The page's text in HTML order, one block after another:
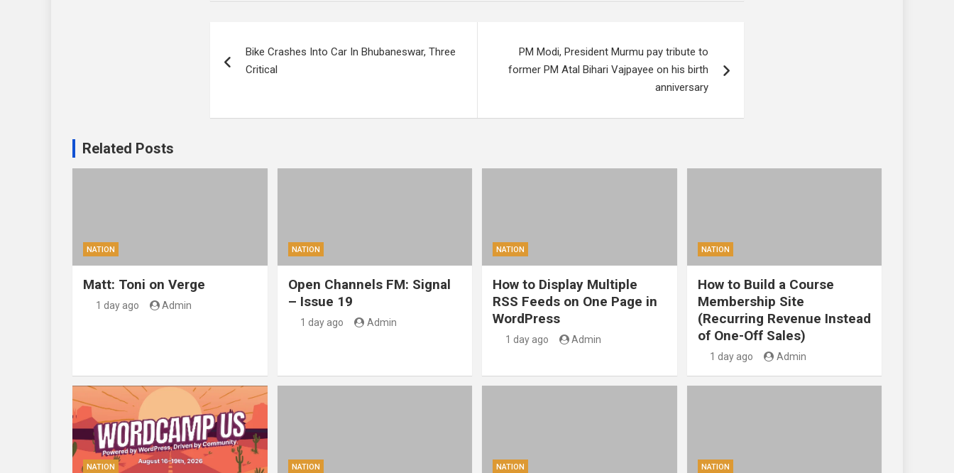
navigation
Bike Crashes Into Car In Bhubaneswar, Three
Critical
PM Modi, President Murmu pay tribute to
former PM Atal Bihari Vajpayee on his birth
anniversary
Related Posts
NATION
Matt: Toni on Verge
1 day ago Admin
NATION
Open Channels FM: Signal
– Issue 19
1 day ago Admin
NATION
How to Display Multiple
RSS Feeds on One Page in
WordPress
1 day ago Admin
NATION
How to Build a Course
Membership Site
(Recurring Revenue Instead
of One-Off Sales)
1 day ago Admin
NATION NATION NATION NATION